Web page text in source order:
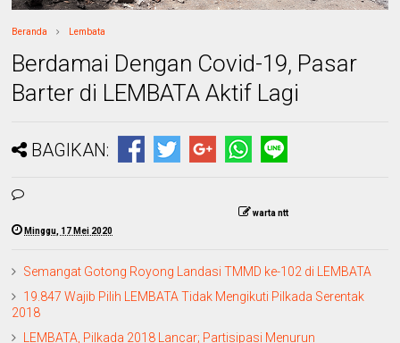
Beranda Lembata
Berdamai Dengan Covid-19, Pasar
Barter di LEMBATA Aktif Lagi
BAGIKAN:
warta ntt
Minggu, 17 Mei 2020
Semangat Gotong Royong Landasi TMMD ke-102 di LEMBATA
19.847 Wajib Pilih LEMBATA Tidak Mengikuti Pilkada Serentak
2018
LEMBATA, Pilkada 2018 Lancar; Partisipasi Menurun